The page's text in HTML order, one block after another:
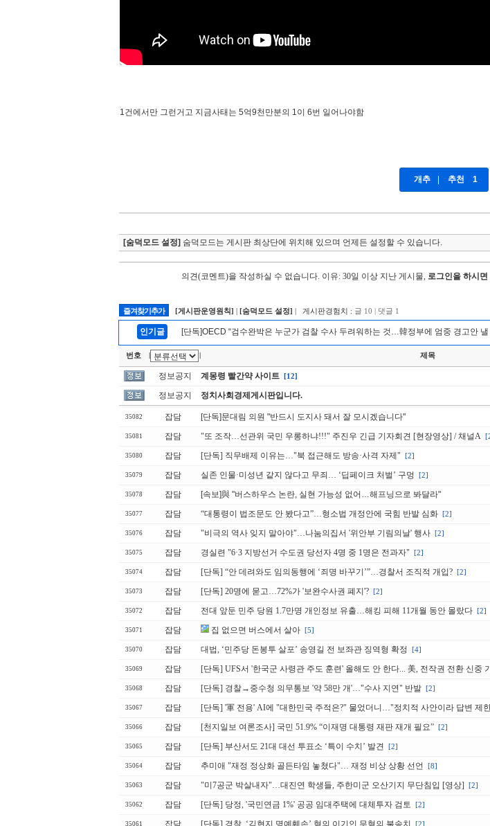
1건에서만 그런거고 지금사태는 5억9천만분의 1이 6번 일어나야함
개추 추천 1
[숨덕모드 설정] 숨덕모드는 게시판 최상단에 위치해 있으며 언제든 설정할 수 있습니다.
의견(코멘트)을 작성하실 수 없습니다. 이유: 30일 이상 지난 게시물, 로그인을 하시
즐겨찾기추가 [게시판운영원칙] | [숨덕모드 설정] | 게시판경험치 : 글 10 | 댓글 1
인기글 [단독]OECD “검수완박은 누군가 검찰 수사 두려워하는 것…韓정부에 엄중 경고안
번호 제목
정보공지 계몽령 빨간약 사이트 [12]
정보공지 정치사회경제게시판입니다.
35082 잡담 [단독]문대림 의원 "반드시 도지사 돼서 잘 모시겠습니다"
35081 잡담 "또 조작…선관위 국민 우롱하냐!!!" 주진우 긴급 기자회견 [현장영상] / 채널A
35080 잡담 [단독] 직무배제 이유는…"북 접근해도 방송·사격 자제" [2]
35079 잡담 실존 인물·미성년 같지 않다고 무죄… ‘딥페이크 처벌’ 구멍 [2]
35078 잡담 [속보]與 "버스하우스 논란, 실현 가능성 없어…해프닝으로 봐달라"
35077 잡담 “대통령이 법조문도 안 봤다고”…형소법 개정안에 국힘 반발 심화 [2]
35076 잡담 "비극의 역사 잊지 말아야"…나눔의집서 '위안부 기림의날' 행사 [2]
35075 잡담 경실련 "6·3 지방선거 수도권 당선자 4명 중 1명은 전과자" [2]
35074 잡담 [단독] “안 데려와도 임의동행에 ‘죄명 바꾸기’”…경찰서 조직적 개입? [2]
35073 잡담 [단독] 20명에 묻고…72%가 '보완수사권 폐지'? [2]
35072 잡담 전대 앞둔 민주 당원 1.7만명 개인정보 유출…해킹 피해 11개월 동안 몰랐다 [2]
35071 잡담 집 없으면 버스에서 살아 [5]
35070 잡담 대법, ‘민주당 돈봉투 살포’ 송영길 전 보좌관 징역형 확정 [4]
35069 잡담 [단독] UFS서 '한국군 사령관 주도 훈련' 올해도 안 한다... 美, 전작권 전환 신중
35068 잡담 [단독] 경찰→중수청 의무통보 '약 58만 개'…"수사 지연" 반발 [2]
35067 잡담 [단독] '軍 전용' AI에 "대한민국 주적은?" 물었더니…"정치적 사안이라 답변 제
35066 잡담 [천지일보 여론조사] 국민 51.9% “이재명 대통령 재판 재개 필요” [2]
35065 잡담 [단독] 부산서도 21대 대선 투표소 ‘특이 수치’ 발견 [2]
35064 잡담 추미애 "재정 정상화 골든타임 놓쳤다"… 재정 비상 상황 선언 [8]
35063 잡담 "미7공군 박살내자"…대진연 학생들, 주한미군 오산기지 무단침입 [영상] [2]
35062 잡담 [단독] 당정, '국민연금 1%' 공공 임대주택에 대체투자 검토 [2]
35061 잡담 [단독] 경찰, ‘김현지 명예훼손’ 혐의 이기인 무혐의 불송치 [2]